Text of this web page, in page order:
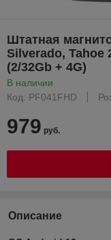
Штатная
Silverado, Tahoe
(2/32Gb + 4G)
В наличии
Код: PF041FHD
979 руб.
Описание